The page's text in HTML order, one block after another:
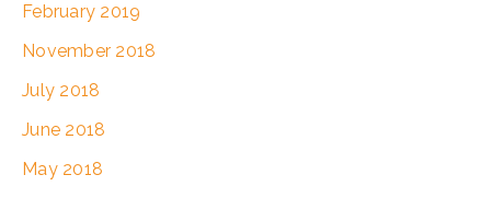
February 2019
November 2018
July 2018
June 2018
May 2018